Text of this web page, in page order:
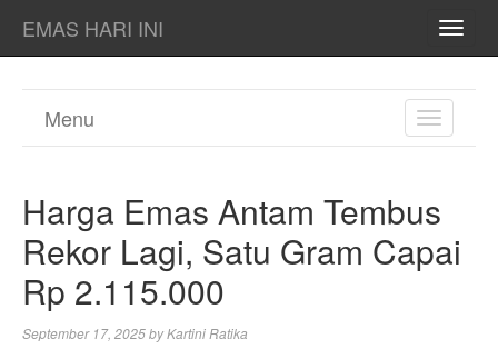
EMAS HARI INI
TOGGLE
Menu
Harga Emas Antam Tembus
Rekor Lagi, Satu Gram Capai
Rp 2.115.000
September 17, 2025byKartini Ratika